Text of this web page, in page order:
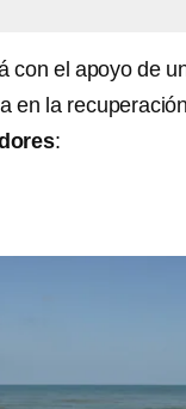
con el apoyo de
en la
: